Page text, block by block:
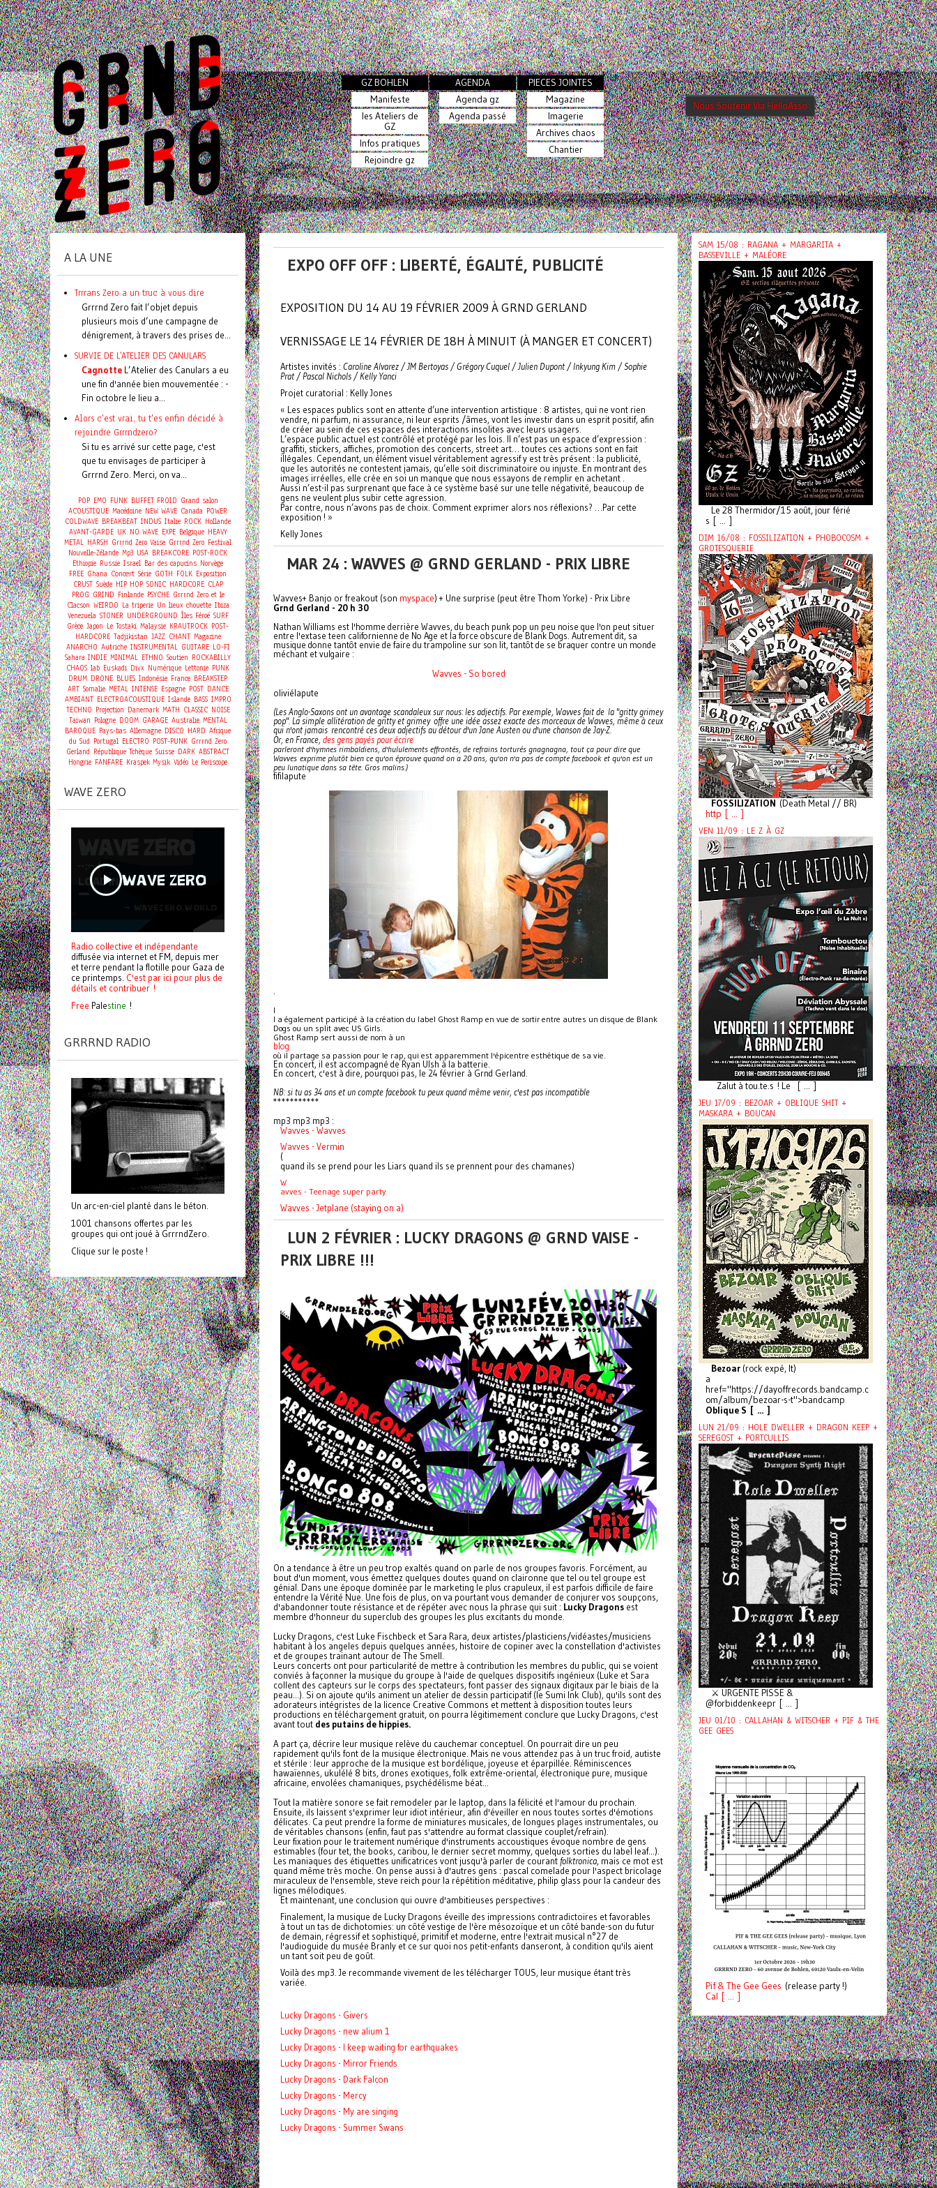
GZ BOHLEN
Manifeste
les Ateliers de
GZ
Infos pratiques
Rejoindre gz
AGENDA
Agenda gz
Agenda passé
PIECES JOINTES
Magazine
Imagerie
Archives chaos
Chantier
Nous Soutenir Via HelloAsso
EXPO OFF OFF : LIBERTÉ, ÉGALITÉ, PUBLICITÉ
EXPOSITION DU 14 AU 19 FÉVRIER 2009 À GRND GERLAND
VERNISSAGE LE 14 FÉVRIER DE 18H À MINUIT (À MANGER ET CONCERT)
Artistes invités : Caroline Alvarez / JM Bertoyas / Grégory Cuquel / Julien Dupont / Inkyung Kim / Sophie
Prat / Pascal Nichols / Kelly Yanci
Projet curatorial : Kelly Jones
« Les espaces publics sont en attente d’une intervention artistique : 8 artistes, qui ne vont rien
vendre, ni parfum, ni assurance, ni leur esprits /âmes, vont les investir dans un esprit positif, afin
de créer au sein de ces espaces des interactions insolites avec leurs usagers.
L’espace public actuel est contrôlé et protégé par les lois. Il n’est pas un espace d’expression :
graffiti, stickers, affiches, promotion des concerts, street art… toutes ces actions sont en fait
illégales. Cependant, un élément visuel véritablement agressif y est très présent : la publicité,
que les autorités ne contestent jamais, qu’elle soit discriminatoire ou injuste. En montrant des
images irréelles, elle crée en soi un manque que nous essayons de remplir en achetant .
Aussi n’est-il pas surprenant que face à ce système basé sur une telle négativité, beaucoup de
gens ne veulent plus subir cette agression.
Par contre, nous n’avons pas de choix. Comment exprimer alors nos réflexions? …Par cette
exposition ! »
Kelly Jones
MAR 24 : WAVVES @ GRND GERLAND - PRIX LIBRE
Wavves+ Banjo or freakout (son myspace) + Une surprise (peut être Thom Yorke) - Prix Libre
Grnd Gerland - 20 h 30
Nathan Williams est l'homme derrière Wavves, du beach punk pop un peu noise que l'on peut situer
entre l'extase teen californienne de No Age et la force obscure de Blank Dogs. Autrement dit, sa
musique donne tantôt envie de faire du trampoline sur son lit, tantôt de se braquer contre un monde
méchant et vulgaire :
Wavves - So bored
oliviélapute
(Les Anglo-Saxons ont un avantage scandaleux sur nous: les adjectifs. Par exemple, Wavves fait de la "gritty grimey
pop". La simple allitération de gritty et grimey offre une idée assez exacte des morceaux de Wavves, même à ceux
qui n'ont jamais rencontré ces deux adjectifs au détour d'un Jane Austen ou d'une chanson de Jay-Z.
Or, en France, des gens payés pour écrire
parleront d'hymnes rimbaldiens, d'hululements effrontés, de refrains torturés gnagnagna, tout ça pour dire que
Wavves exprime plutôt bien ce qu'on éprouve quand on a 20 ans, qu'on n'a pas de compte facebook et qu'on est un
peu lunatique dans sa tête. Gros malins.)
fifilapute
I
l a également participé à la création du label Ghost Ramp en vue de sortir entre autres un disque de Blank
Dogs ou un split avec US Girls.
Ghost Ramp sert aussi de nom à un
blog
où il partage sa passion pour le rap, qui est apparemment l'épicentre esthétique de sa vie.
En concert, il est accompagné de Ryan Ulsh à la batterie.
En concert, c'est à dire, pourquoi pas, le 24 février à Grnd Gerland.
NB: si tu as 34 ans et un compte facebook tu peux quand même venir, c'est pas incompatible
***********
mp3 mp3 mp3 :
Wavves - Wavves
Wavves - Vermin
(
quand ils se prend pour les Liars quand ils se prennent pour des chamanes)
W
avves - Teenage super party
Wavves - Jetplane (staying on a)
LUN 2 FÉVRIER : LUCKY DRAGONS @ GRND VAISE -
PRIX LIBRE !!!
On a tendance à être un peu trop exaltés quand on parle de nos groupes favoris. Forcément, au
bout d'un moment, vous émettez quelques doutes quand on claironne que tel ou tel groupe est
génial. Dans une époque dominée par le marketing le plus crapuleux, il est parfois difficile de faire
entendre la Vérité Nue. Une fois de plus, on va pourtant vous demander de conjurer vos soupçons,
d'abandonner toute résistance et de répéter avec nous la phrase qui suit : Lucky Dragons est
membre d'honneur du superclub des groupes les plus excitants du monde.
Lucky Dragons, c'est Luke Fischbeck et Sara Rara, deux artistes/plasticiens/vidéastes/musiciens
habitant à los angeles depuis quelques années, histoire de copiner avec la constellation d'activistes
et de groupes trainant autour de The Smell.
Leurs concerts ont pour particularité de mettre à contribution les membres du public, qui se voient
conviés à façonner la musique du groupe à l'aide de quelques dispositifs ingénieux (Luke et Sara
collent des capteurs sur le corps des spectateurs, font passer des signaux digitaux par le biais de la
peau...). Si on ajoute qu'ils animent un atelier de dessin participatif (le Sumi Ink Club), qu'ils sont des
adorateurs intégristes de la licence Creative Commons et mettent à disposition toutes leurs
productions en téléchargement gratuit, on pourra légitimement conclure que Lucky Dragons, c'est
avant tout des putains de hippies.
A part ça, décrire leur musique relève du cauchemar conceptuel. On pourrait dire un peu
rapidement qu'ils font de la musique électronique. Mais ne vous attendez pas à un truc froid, autiste
et stérile : leur approche de la musique est bordélique, joyeuse et éparpillée. Réminiscences
hawaïennes, ukulélé 8 bits, drones exotiques, folk extrême-oriental, électronique pure, musique
africaine, envolées chamaniques, psychédélisme béat...
Tout la matière sonore se fait remodeler par le laptop, dans la félicité et l'amour du prochain.
Ensuite, ils laissent s'exprimer leur idiot intérieur, afin d'éveiller en nous toutes sortes d'émotions
délicates. Ca peut prendre la forme de miniatures musicales, de longues plages instrumentales, ou
de véritables chansons (enfin, faut pas s'attendre au format classique couplet/refrain).
Leur fixation pour le traitement numérique d'instruments accoustiques évoque nombre de gens
estimables (four tet, the books, caribou, le dernier secret mommy, quelques sorties du label leaf...).
Les maniaques des étiquettes unificatrices vont jusqu'à parler de courant folktronica, mais ce mot est
quand même très moche. On pense aussi à d'autres gens : pascal comelade pour l'aspect bricolage
miraculeux de l'ensemble, steve reich pour la répétition méditative, philip glass pour la candeur des
lignes mélodiques.
Et maintenant, une conclusion qui ouvre d'ambitieuses perspectives :
Finalement, la musique de Lucky Dragons éveille des impressions contradictoires et favorables
à tout un tas de dichotomies: un côté vestige de l'ère mésozoïque et un côté bande-son du futur
de demain, régressif et sophistiqué, primitif et moderne, entre l'extrait musical n°27 de
l'audioguide du musée Branly et ce sur quoi nos petit-enfants danseront, à condition qu'ils aient
un tant soit peu de goût.
Voilà des mp3. Je recommande vivement de les télécharger TOUS, leur musique étant très
variée.
Lucky Dragons - Givers
Lucky Dragons - new alium 1
Lucky Dragons - I keep waiting for earthquakes
Lucky Dragons - Mirror Friends
Lucky Dragons - Dark Falcon
Lucky Dragons - Mercy
Lucky Dragons - My are singing
Lucky Dragons - Summer Swans
A LA UNE
Trrrans Zero a un truc à vous dire
Grrrnd Zero fait l’objet depuis
plusieurs mois d’une campagne de
dénigrement, à travers des prises de...
SURVIE DE L'ATELIER DES CANULARS
Cagnotte L’Atelier des Canulars a eu
une fin d'année bien mouvementée : -
Fin octobre le lieu a...
Alors c'est vrai, tu t'es enfin décidé à
rejoindre Grrrndzero?
Si tu es arrivé sur cette page, c'est
que tu envisages de participer à
Grrrnd Zero. Merci, on va...
POP EMO FUNK BUFFET FROID Grand salon
ACOUSTIQUE Macédoine NEW WAVE Canada POWER
COLDWAVE BREAKBEAT INDUS Italie ROCK Hollande
AVANT-GARDE UK NO WAVE EXPE Belgique HEAVY
METAL HARSH Grrrnd Zero Vaise Grrrnd Zero Festival
Nouvelle-Zélande Mp3 USA BREAKCORE POST-ROCK
Ethiopie Russie Israel Bar des capucins Norvège
FREE Ghana Concert Série GOTH FOLK Exposition
CRUST Suède HIP HOP SONIC HARDCORE CLAP
PROG GRIND Finlande PSYCHE Grrrnd Zero et le
Clacson WEIRDO La triperie Un lieux chouette Ibiza
Venezuela STONER UNDERGROUND Îles Féroé SURF
Grèce Japon Le Tostaki Malaysie KRAUTROCK POST-
HARDCORE Tadjikistan JAZZ CHANT Magazine
ANARCHO Autriche INSTRUMENTAL GUITARE LO-FI
Sahara INDIE MINIMAL ETHNO Soutien ROCKABILLY
CHAOS lab Euskadi Divx Numérique Lettonie PUNK
DRUM DRONE BLUES Indonésie France BREAKSTEP
ART Somalie METAL INTENSE Espagne POST DANCE
AMBIANT ELECTROACOUSTIQUE Islande BASS IMPRO
TECHNO Projection Danemark MATH CLASSIC NOISE
Taiwan Pologne DOOM GARAGE Australie MENTAL
BAROQUE Pays-bas Allemagne DISCO HARD Afrique
du Sud Portugal ELECTRO POST-PUNK Grrrnd Zero
Gerland République Tchèque Suisse DARK ABSTRACT
Hongrie FANFARE Kraspek Mysik Vidéo Le Periscope
WAVE ZERO
Radio collective et indépendante
diffusée via internet et FM, depuis mer
et terre pendant la flotille pour Gaza de
ce printemps. C'est par ici pour plus de
détails et contribuer !
Free Palestine !
GRRRND RADIO
Un arc-en-ciel planté dans le béton.
1001 chansons offertes par les
groupes qui ont joué à GrrrndZero.
Clique sur le poste !
SAM 15/08 : RAGANA + MARGARITA +
BASSEVILLE + MALÉORE
Le 28 Thermidor/15 août, jour férié
s [ ... ]
DIM 16/08 : FOSSILIZATION + PHOBOCOSM +
GROTESQUERIE
FOSSILIZATION (Death Metal // BR)
http [ ... ]
VEN 11/09 : LE Z À GZ
Zalut à tou.te.s ! Le [ ... ]
JEU 17/09 : BEZOAR + OBLIQUE SHIT +
MASKARA + BOUCAN
Bezoar (rock expé, It)
a
href="https://dayoffrecords.bandcamp.c
om/album/bezoar-s-t">bandcamp
Oblique S [ ... ]
LUN 21/09 : HOLE DWELLER + DRAGON KEEP +
SEREGOST + PORTCULLIS
⚔️ URGENTE PISSE &
@forbiddenkeepr [ ... ]
JEU 01/10 : CALLAHAN & WITSCHER + PIF & THE
GEE GEES
Pif& The Gee Gees (release party !)
Cal [ ... ]